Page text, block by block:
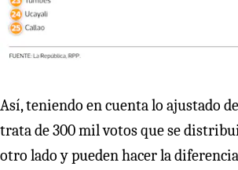
Así, teniendo en cuenta lo ajustado
trata de 300 mil votos que se
otro lado y pueden hacer la